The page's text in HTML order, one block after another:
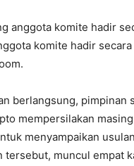
anggota komite hadir
komite hadir
berlangsung, pimpinan
mempersilakan
menyampaikan
tersebut, muncul empat